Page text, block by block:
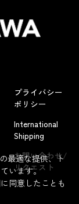
プライバシー
ポリシー
International
Shipping
お問い合わせ/
リクエスト
最適な提供、ト
います。
同意したことも